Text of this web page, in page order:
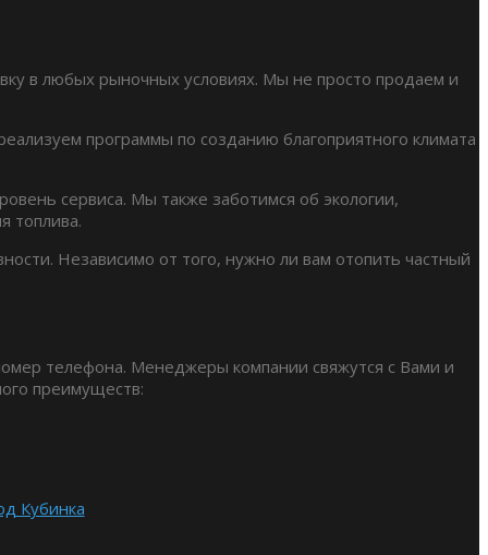
в любых рыночных условиях. Мы не просто продаем и
программы по созданию благоприятного климата
сервиса. Мы также заботимся об экологии,
топлива.
Независимо от того, нужно ли вам отопить частный
телефона. Менеджеры компании свяжутся с Вами и
преимуществ:
Кубинка